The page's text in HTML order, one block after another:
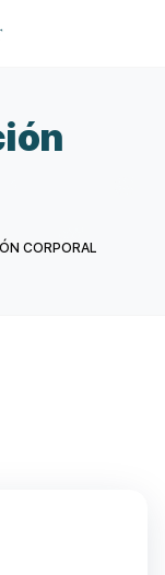
CORPORAL